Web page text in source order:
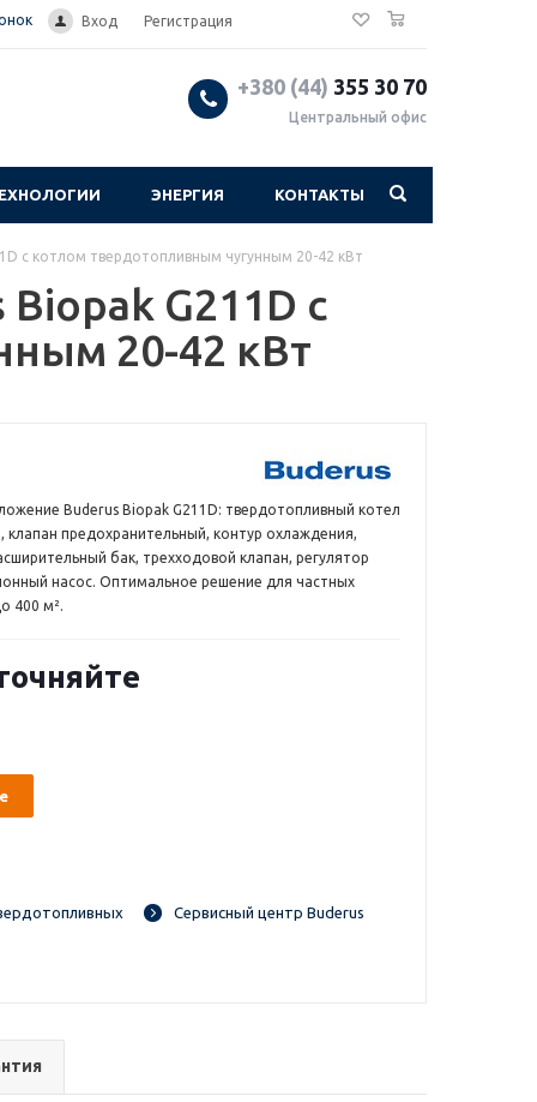
Вход Регистрация
+380 (44) 355 30 70
Центральный офис
ЭНЕРГИЯ КОНТАКТЫ
с котлом твердотопливным чугунным 20-42 кВт
G211D с
20-42 кВт
Buderus Biopak G211D: твердотопливный котел
клапан предохранительный, контур охлаждения,
бак, трехходовой клапан, регулятор
насос. Оптимальное решение для частных
400 м².
Сервисный центр Buderus